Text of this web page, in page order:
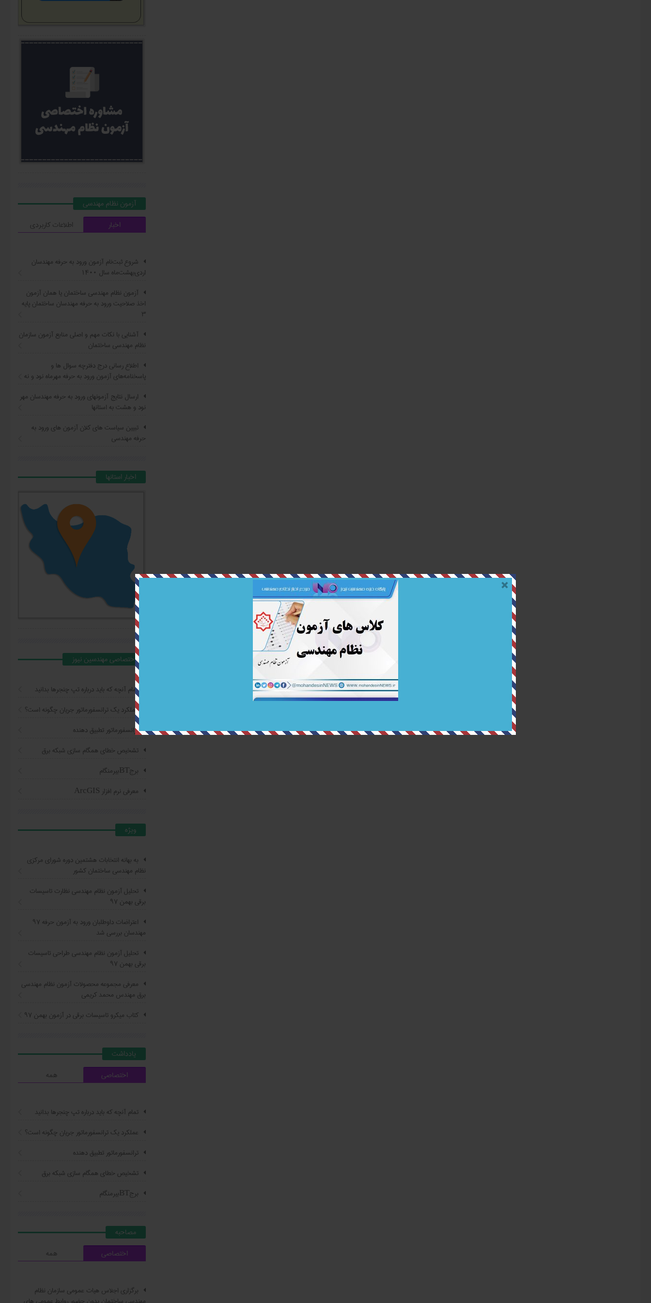
آزمون نظام مهندسي
اخبار
اطلاعات کاربردی
شروع ثبت‌نام آزمون ورود به حرفه مهندسان
اردی‌بهشت‌ماه سال ۱۴۰۰
آزمون نظام مهندسی ساختمان یا همان آزمون
اخذ صلاحیت ورود به حرفه مهندسان ساختمان پایه
۳
آشنایی با نکات مهم و اصلی منابع آزمون سازمان
نظام مهندسی ساختمان
اطلاع ‏رسانی درج دفترچه سوال ‌ها و
پاسخنامه‌های آزمون ورود به حرفه مهرماه نود و نه
ارسال نتایج آزمونهای ورود به حرفه مهندسان مهر
نود و هشت به استانها
تبیین سیاست ‌های کلان آزمون های ورود به
حرفه مهندسی
اخبار استانها
اختصاصي مهندسين نيوز
تمام آنچه که باید درباره تپ چنجرها بدانید
عملکرد یک ترانسفورماتور جریان چگونه است؟
ترانسفورماتور تطبیق دهنده
تشخیص خطای همگام سازی شبکه برق
برجBTبیرمنگام
معرفی نرم افزار ArcGIS
ويژه
به بهانه انتخابات هشتمین دوره شورای مرکزی
نظام مهندسی ساختمان کشور
تحلیل آزمون نظام مهندسی نظارت تاسیسات
برقی بهمن ۹۷
اعتراضات داوطلبان ورود به آزمون حرفه ٩٧
مهندسان بررسی شد
تحلیل آزمون نظام مهندسی طراحی تاسیسات
برقی بهمن ۹۷
معرفی مجموعه محصولات آزمون نظام مهندسی
برق مهندس محمد کریمی
کتاب ميکرو تاسيسات برقي در آزمون بهمن ۹۷
يادداشت
اختصاصی
همه
تمام آنچه که باید درباره تپ چنجرها بدانید
عملکرد یک ترانسفورماتور جریان چگونه است؟
ترانسفورماتور تطبیق دهنده
تشخیص خطای همگام سازی شبکه برق
برجBTبیرمنگام
مصاحبه
اختصاصی
همه
برگزاری اجلاس هیات عمومی سازمان نظام